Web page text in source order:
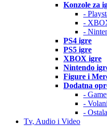
Konzole za
-
-
-
PS4 igre
PS5 igre
XBOX igre
Nintendo
Figure i
Dodatna
-
- Volani
-
Tv, Audio i Video